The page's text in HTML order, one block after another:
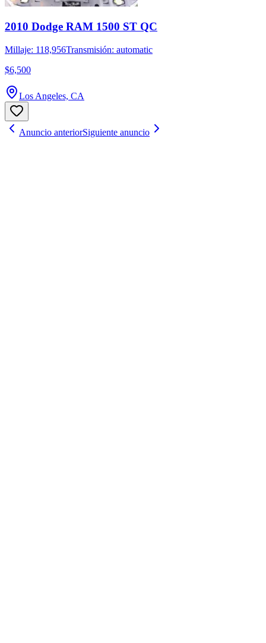
2010 Dodge RAM 1500 ST QC
Millaje: 118,956Transmisión: automatic
$6,500
Los Angeles, CA
Anuncio anteriorSiguiente anuncio